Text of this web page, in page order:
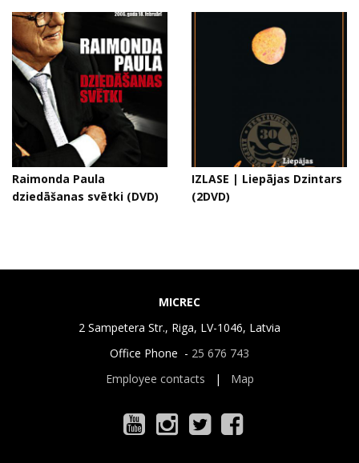
Raimonda Paula
dziedāšanas svētki (DVD)
IZLASE | Liepājas Dzintars
(2DVD)
MICREC
2 Sampetera Str., Riga, LV-1046, Latvia
Office Phone - 25 676 743
Employee contacts | Map